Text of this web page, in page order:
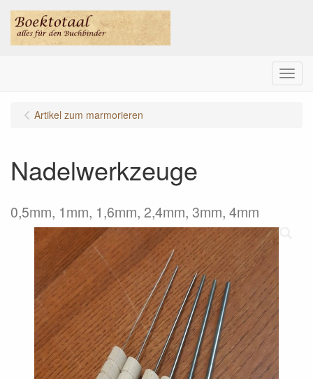
Menu
Artikel zum marmorieren
Nadelwerkzeuge
0,5mm, 1mm, 1,6mm, 2,4mm, 3mm, 4mm